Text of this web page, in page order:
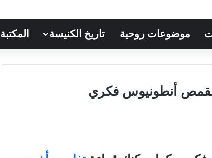
موضوعات روحية تاريخ الكنيسة المكتبة
أنطونيوس فكري